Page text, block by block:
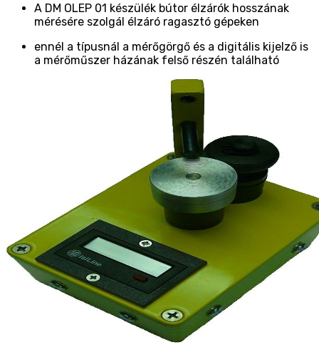
A DM OLEP 01 készülék bútor élzárók hosszának
mérésére szolgál élzáró ragasztó gépeken
ennél a típusnál a mérőgörgő és a digitális kijelző is
a mérőműszer házának felső részén található